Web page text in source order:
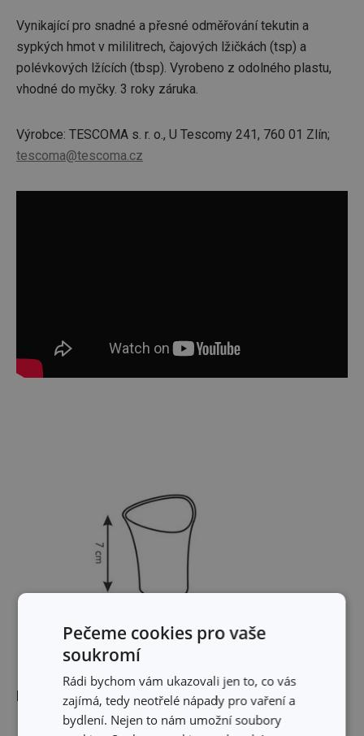
Vynikající pro snadné a přesné odměřování tekutin a
sypkých hmot v mililitrech, čajových lžičkách (tsp) a
polévkových lžících (tbsp). Vyrobeno z odolného plastu,
vhodné do myčky. 3 roky záruka.
Výrobce: TESCOMA s. r. o., U Tescomy 241, 760 01 Zlín;
tescoma@tescoma.cz
Rozměry
Pečeme cookies pro vaše
soukromí
Rádi bychom vám ukazovali jen to, co vás
zajímá, tedy neotřelé nápady pro vaření a
bydlení. Nejen to nám umožní soubory